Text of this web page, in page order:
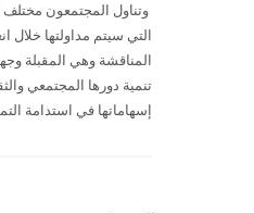
وتناول المجتمعون مختلف
التي سيتم مداولتها خلال
المناقشة وهي المقبلة
تنمية دورها المجتمعي
إسهاماتها في استدامة